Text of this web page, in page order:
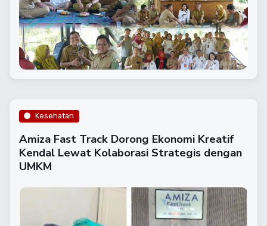
Kesehatan
​Amiza Fast Track Dorong Ekonomi Kreatif
Kendal Lewat Kolaborasi Strategis dengan
UMKM